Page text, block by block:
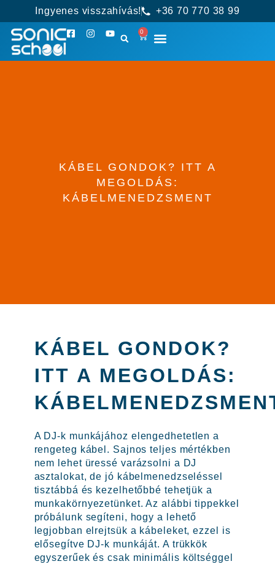
Ingyenes visszahívás! +36 70 770 38 99
0
KÁBEL GONDOK? ITT A
MEGOLDÁS:
KÁBELMENEDZSMENT
KÁBEL GONDOK?
ITT A MEGOLDÁS:
A DJ-k munkájához elengedhetetlen a
rengeteg kábel. Sajnos teljes mértékben
nem lehet üressé varázsolni a DJ
asztalokat, de jó kábelmenedzseléssel
tisztábbá és kezelhetőbbé tehetjük a
munkakörnyezetünket. Az alábbi tippekkel
próbálunk segíteni, hogy a lehető
legjobban elrejtsük a kábeleket, ezzel is
elősegítve DJ-k munkáját. A trükkök
egyszerűek és csak minimális költséggel